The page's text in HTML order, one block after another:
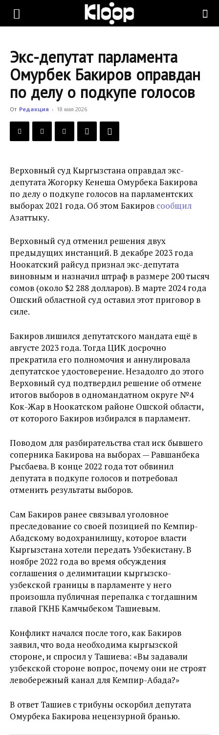
KLOOP.KG
Новости
Кыргызстана
Экс-депутат парламента
Омурбек Бакиров оправдан
по делу о подкупе голосов
От Редакция - 18 мая 2026
Верховный суд Кыргызстана оправдал экс-
депутата Жогорку Кенеша Омурбека Бакирова
по делу о подкупе голосов на парламентских
выборах 2021 года. Об этом Бакиров сообщил
Азаттыку.
Верховный суд отменил решения двух
предыдущих инстанций. В декабре 2023 года
Ноокатский райсуд признал экс-депутата
виновным и назначил штраф в размере 200 тысяч
сомов (около $2 288 долларов). В марте 2024 года
Ошский областной суд оставил этот приговор в
силе.
Бакиров лишился депутатского мандата ещё в
августе 2023 года. Тогда ЦИК досрочно
прекратила его полномочия и аннулировала
депутатское удостоверение. Незадолго до этого
Верховный суд подтвердил решение об отмене
итогов выборов в одномандатном округе №4
Кок-Жар в Ноокатском районе Ошской области,
от которого Бакиров избирался в парламент.
Поводом для разбирательства стал иск бывшего
соперника Бакирова на выборах — Равшанбека
Рысбаева. В конце 2022 года тот обвинил
депутата в подкупе голосов и потребовал
отменить результаты выборов.
Сам Бакиров ранее связывал уголовное
преследование со своей позицией по Кемпир-
Абадскому водохранилищу, которое власти
Кыргызстана хотели передать Узбекистану. В
ноябре 2022 года во время обсуждения
соглашения о делимитации кыргызско-
узбекской границы в парламенте у него
произошла публичная перепалка с тогдашним
главой ГКНБ Камчыбеком Ташиевым.
Конфликт начался после того, как Бакиров
заявил, что вода необходима кыргызской
стороне, и спросил у Ташиева: «Вы задавали
узбекской стороне вопрос, почему они не строят
левобережный канал для Кемпир-Абада?»
В ответ Ташиев с трибуны оскорбил депутата
Омурбека Бакирова нецензурной бранью.